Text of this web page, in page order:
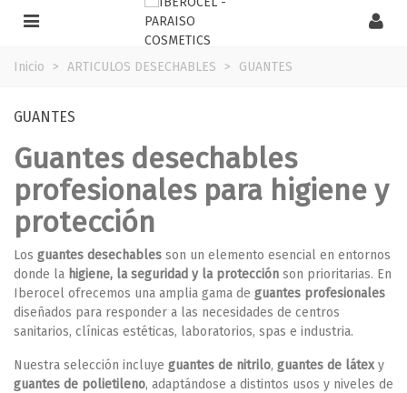
Inicio > ARTICULOS DESECHABLES > GUANTES
GUANTES
Guantes desechables
profesionales para higiene y
protección
Los guantes desechables son un elemento esencial en entornos
donde la higiene, la seguridad y la protección son prioritarias. En
Iberocel ofrecemos una amplia gama de guantes profesionales
diseñados para responder a las necesidades de centros
sanitarios, clínicas estéticas, laboratorios, spas e industria.
Nuestra selección incluye guantes de nitrilo, guantes de látexy
guantes de polietileno, adaptándose a distintos usos y niveles de